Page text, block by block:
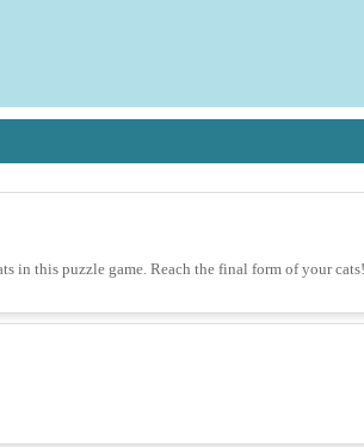
in this puzzle game. Reach the final form of your cats!